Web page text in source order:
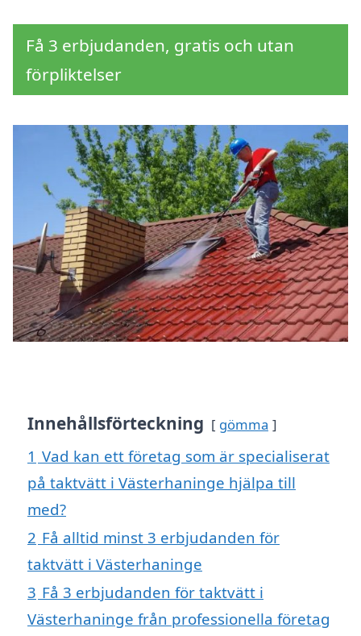
Få 3 erbjudanden, gratis och utan
förpliktelser
Innehållsförteckning gömma
1 Vad kan ett företag som är specialiserat
på taktvätt i Västerhaninge hjälpa till
med?
2 Få alltid minst 3 erbjudanden för
taktvätt i Västerhaninge
3 Få 3 erbjudanden för taktvätt i
Västerhaninge från professionella företag